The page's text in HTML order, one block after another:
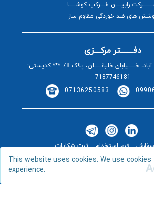
This website uses cookies. We use
experience.
رابیــــــن مُـــــرکب کوشـــــــا
های ضد خوردگی مقاوم ساز
دفــــــــتر مرکــــزی
شـــــیراز، معـــــالی آباد، خـــــــیابان خلبانـــــــان، پلاک 78 *** کدپستی:
7187746181
07136250583
ثبت شکایات فرم استخدام